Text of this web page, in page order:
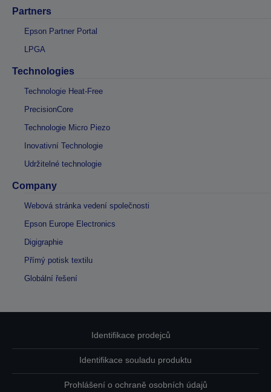
Partners
Epson Partner Portal
LPGA
Technologies
Technologie Heat-Free
PrecisionCore
Technologie Micro Piezo
Inovativní Technologie
Udržitelné technologie
Company
Webová stránka vedení společnosti
Epson Europe Electronics
Digigraphie
Přímý potisk textilu
Globální řešení
Identifikace prodejců
Identifikace souladu produktu
Prohlášení o ochraně osobních údajů